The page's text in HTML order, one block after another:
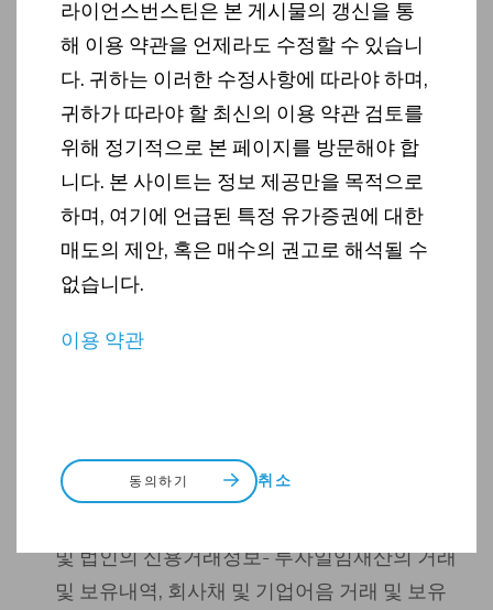
「신용정보의 이용 및 보호에 관한 법률」 제 31
조에 따라 얼라이언스번스틴 자산운용(주)의 신용
정보활용체제를 다음과 같이 공시합니다.
관리하는 신용정보의 이
용목적 및 종류
이용목적
+ 고객 및 거래상대방 확인
+ 기타 신용정보의 이용 및 보호에 관한 법률(이
신용정보의 종류
+ 식별정보(법인의 상호, 사업자등록번호, 법인
및 법인의 신용거래정보- 투자일임재산의 거래
및 보유내역, 회사채 및 기업어음 거래 및 보유
라이언스번스틴은 본 게시물의 갱신을 통
해 이용 약관을 언제라도 수정할 수 있습니
다. 귀하는 이러한 수정사항에 따라야 하며,
귀하가 따라야 할 최신의 이용 약관 검토를
위해 정기적으로 본 페이지를 방문해야 합
니다. 본 사이트는 정보 제공만을 목적으로
하며, 여기에 언급된 특정 유가증권에 대한
매도의 제안, 혹은 매수의 권고로 해석될 수
없습니다.
이용 약관
동의하기 취소